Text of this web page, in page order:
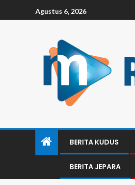
Agustus 6, 2026
BERITA KUDUS
BERITA JEPARA